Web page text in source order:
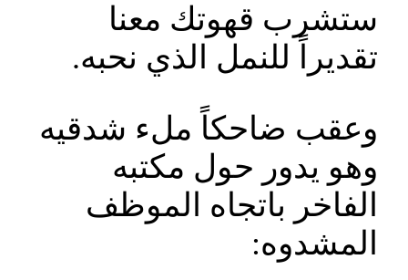
ستشرب قهوتك معنا
تقديراً للنمل الذي نحبه.
وعقب ضاحكاً ملء شدقيه
وهو يدور حول مكتبه
الفاخر باتجاه الموظف
المشدوه: